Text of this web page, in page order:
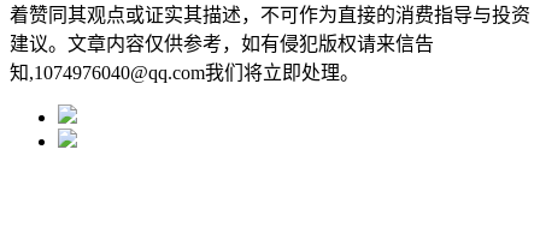
着赞同其观点或证实其描述，不可作为直接的消费指导与投资
建议。文章内容仅供参考，如有侵犯版权请来信告
知,1074976040@qq.com我们将立即处理。